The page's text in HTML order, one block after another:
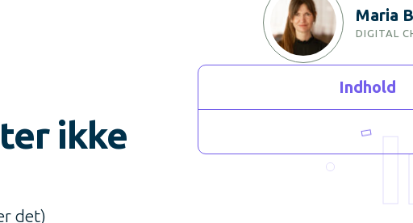
ikke
det)
Maria
DIGITAL
Indhold